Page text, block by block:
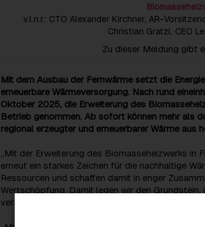
v.l.n.r.: CTO Alexander Kirchner, AR-
Christian Gratzl, CEO
Zu dieser Meldung gibt
Mit dem Ausbau der Fernwärme setzt die
erneuerbare Wärmeversorgung. Nach rund
Oktober 2025, die Erweiterung des
Betrieb genommen. Ab sofort können mehr als
regional erzeugter und erneuerbarer Wärme aus
„Mit der Erweiterung des Biomasseheizwerks in
erneut ein starkes Zeichen für die nachhaltige
Ressourcen und schaffen damit in enger
Wertschöpfung. Damit legen wir den Grundstein,
verantwortungsvoll umzusetzen“, betont Energie